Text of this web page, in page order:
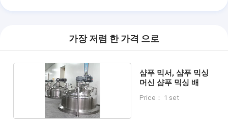
가장 저렴 한 가격 으로
샴푸 믹서, 샴푸 믹싱
머신 샴푸 믹싱 배
Price： 1 set